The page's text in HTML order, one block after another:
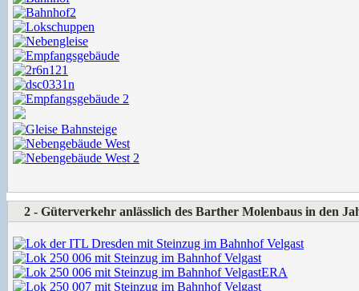
2 - Güterverkehr anlässlich des Barther Molenbaus in den